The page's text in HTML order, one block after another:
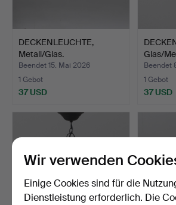
DECKENLEUCHTE,
Metall/Glas.
Beendet 15. Mai 2026
1 Gebot
37 USD
Glas/
Beendet
1 Gebot
37 USD
Wir verwenden
Einige Cookies sind für die
Dienstleistung erforderlich. Die